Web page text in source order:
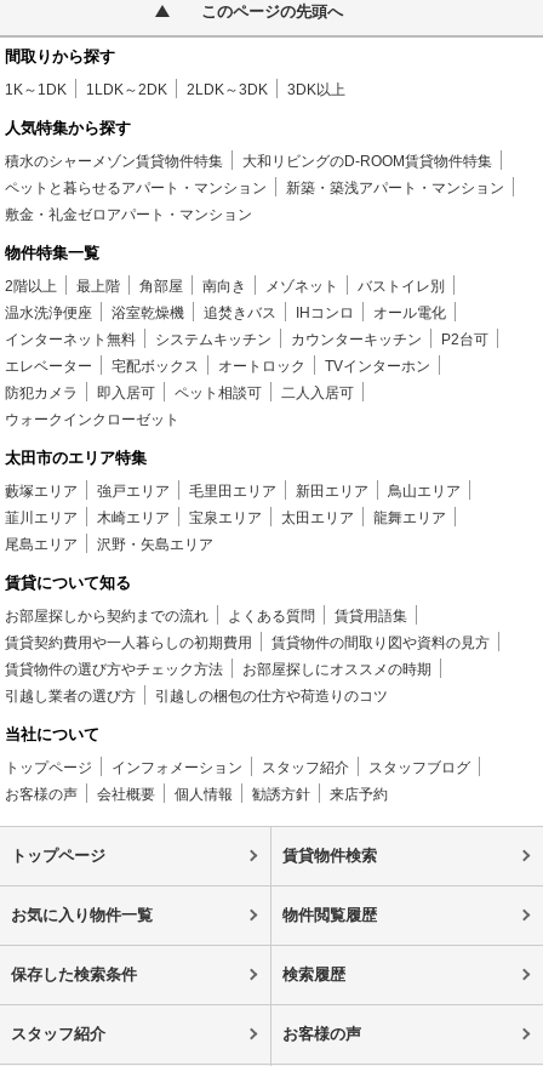
このページの先頭へ
間取りから探す
1K～1DK 1LDK～2DK 2LDK～3DK 3DK以上
人気特集から探す
積水のシャーメゾン賃貸物件特集
大和リビングのD-ROOM賃貸物件特集
ペットと暮らせるアパート・マンション
新築・築浅アパート・マンション
敷金・礼金ゼロアパート・マンション
物件特集一覧
2階以上 最上階 角部屋 南向き メゾネット
バストイレ別
温水洗浄便座
浴室乾燥機 追焚きバス IHコンロ
オール電化
インターネット無料
システムキッチン カウンターキッチン
P2台可
エレベーター
宅配ボックス オートロック
TVインターホン
防犯カメラ
即入居可 ペット相談可
二人入居可
ウォークインクローゼット
太田市のエリア特集
藪塚エリア 強戸エリア 毛里田エリア 新田エリア
鳥山エリア
韮川エリア
木崎エリア 宝泉エリア 太田エリア
龍舞エリア
尾島エリア
沢野・矢島エリア
賃貸について知る
お部屋探しから契約までの流れ よくある質問
賃貸用語集
賃貸契約費用や一人暮らしの初期費用
賃貸物件の間取り図や資料の見方
賃貸物件の選び方やチェック方法
お部屋探しにオススメの時期
引越し業者の選び方
引越しの梱包の仕方や荷造りのコツ
当社について
トップページ インフォメーション スタッフ紹介
スタッフブログ
お客様の声
会社概要 個人情報 勧誘方針 来店予約
トップページ 賃貸物件検索
お気に入り物件一覧 物件閲覧履歴
保存した検索条件 検索履歴
スタッフ紹介 お客様の声